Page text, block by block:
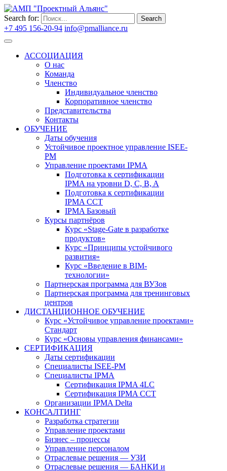
Search for: Search
+7 495 156-20-94 info@pmalliance.ru
АССОЦИАЦИЯ
О нас
Команда
Членство
Индивидуальное членство
Корпоративное членство
Представительства
Контакты
ОБУЧЕНИЕ
Даты обучения
Устойчивое проектное управление ISEE-
PM
Управление проектами IPMA
Подготовка к сертификации
IPMA на уровни D, C, B, A
Подготовка к сертификации
IPMA CCT
IPMA Базовый
Курсы партнёров
Курс «Stage-Gate в разработке
продуктов»
Курс «Принципы устойчивого
развития»
Курс «Введение в BIM-
технологии»
Партнерская программа для ВУЗов
Партнерская программа для тренинговых
центров
ДИСТАНЦИОННОЕ ОБУЧЕНИЕ
Курс «Устойчивое управление проектами»
Стандарт
Курс «Основы управления финансами»
СЕРТИФИКАЦИЯ
Даты сертификации
Специалисты ISEE-PM
Специалисты IPMA
Сертификация IPMA 4LC
Сертификация IPMA CCT
Организации IPMA Delta
КОНСАЛТИНГ
Разработка стратегии
Управление проектами
Бизнес – процессы
Управление персоналом
Отраслевые решения — УЗИ
Отраслевые решения — БАНКИ и